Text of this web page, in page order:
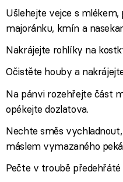
Ušlehejte vejce s
majoránku, kmín a
Nakrájejte rohlíky na
Očistěte houby a
Na pánvi rozehřejte část
opékejte dozlatova.
Nechte směs
máslem vymazaného
Pečte v troubě předehřáté